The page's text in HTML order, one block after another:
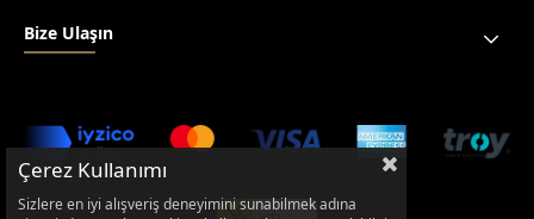
Bize Ulaşın
Çerez Kullanımı
Sizlere en iyi alışveriş deneyimini sunabilmek adına